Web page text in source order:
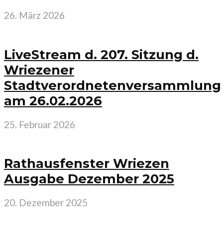
26. März 2026
LiveStream d. 207. Sitzung d.
Wriezener
Stadtverordnetenversammlung
am 26.02.2026
25. Februar 2026
Rathausfenster Wriezen
Ausgabe Dezember 2025
20. Dezember 2025